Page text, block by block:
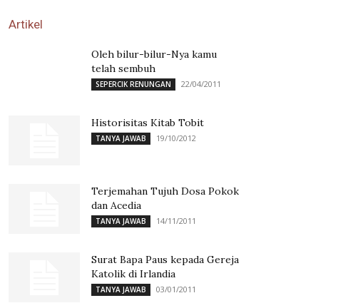
Artikel
Oleh bilur-bilur-Nya kamu
telah sembuh
SEPERCIK RENUNGAN 22/04/2011
Historisitas Kitab Tobit
TANYA JAWAB 19/10/2012
Terjemahan Tujuh Dosa Pokok
dan Acedia
TANYA JAWAB 14/11/2011
Surat Bapa Paus kepada Gereja
Katolik di Irlandia
TANYA JAWAB 03/01/2011